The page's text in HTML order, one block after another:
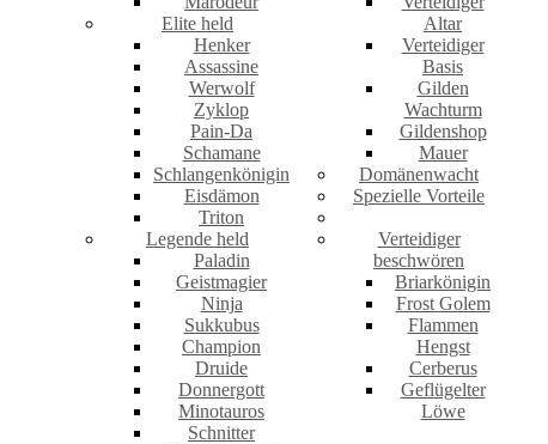
Elite held
Henker
Assassine
Werwolf
Zyklop
Pain-Da
Schamane
Schlangenkönigin
Eisdämon
Triton
Legende held
Paladin
Geistmagier
Ninja
Sukkubus
Champion
Druide
Donnergott
Minotauros
Schnitter
Altar
Verteidiger
Basis
Gilden
Wachturm
Gildenshop
Mauer
Domänenwacht
Spezielle Vorteile
Verteidiger
beschwören
Briarkönigin
Frost Golem
Flammen
Hengst
Cerberus
Geflügelter
Löwe